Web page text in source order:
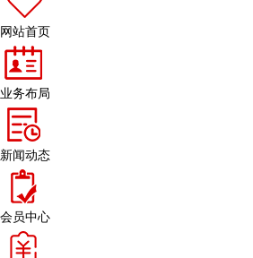
网站首页
业务布局
新闻动态
会员中心